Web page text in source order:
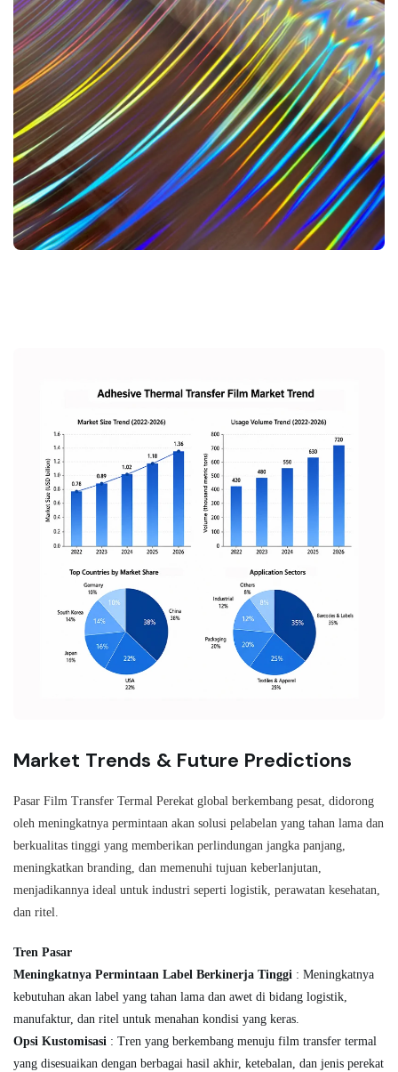
Market Trends & Future Predictions
Pasar Film Transfer Termal Perekat global berkembang pesat, didorong
oleh meningkatnya permintaan akan solusi pelabelan yang tahan lama dan
berkualitas tinggi yang memberikan perlindungan jangka panjang,
meningkatkan branding, dan memenuhi tujuan keberlanjutan,
menjadikannya ideal untuk industri seperti logistik, perawatan kesehatan,
dan ritel.
Tren Pasar
Meningkatnya Permintaan Label Berkinerja Tinggi : Meningkatnya
kebutuhan akan label yang tahan lama dan awet di bidang logistik,
manufaktur, dan ritel untuk menahan kondisi yang keras.
Opsi Kustomisasi : Tren yang berkembang menuju film transfer termal
yang disesuaikan dengan berbagai hasil akhir, ketebalan, dan jenis perekat